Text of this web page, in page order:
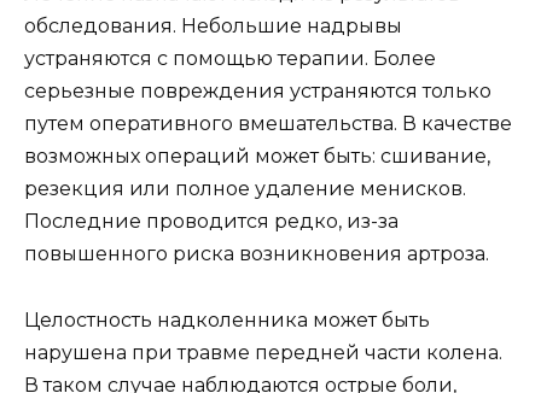
обследования. Небольшие надрывы
устраняются с помощью терапии. Более
серьезные повреждения устраняются только
путем оперативного вмешательства. В качестве
возможных операций может быть: сшивание,
резекция или полное удаление менисков.
Последние проводится редко, из-за
повышенного риска возникновения артроза.
Целостность надколенника может быть
нарушена при травме передней части колена.
В таком случае наблюдаются острые боли,